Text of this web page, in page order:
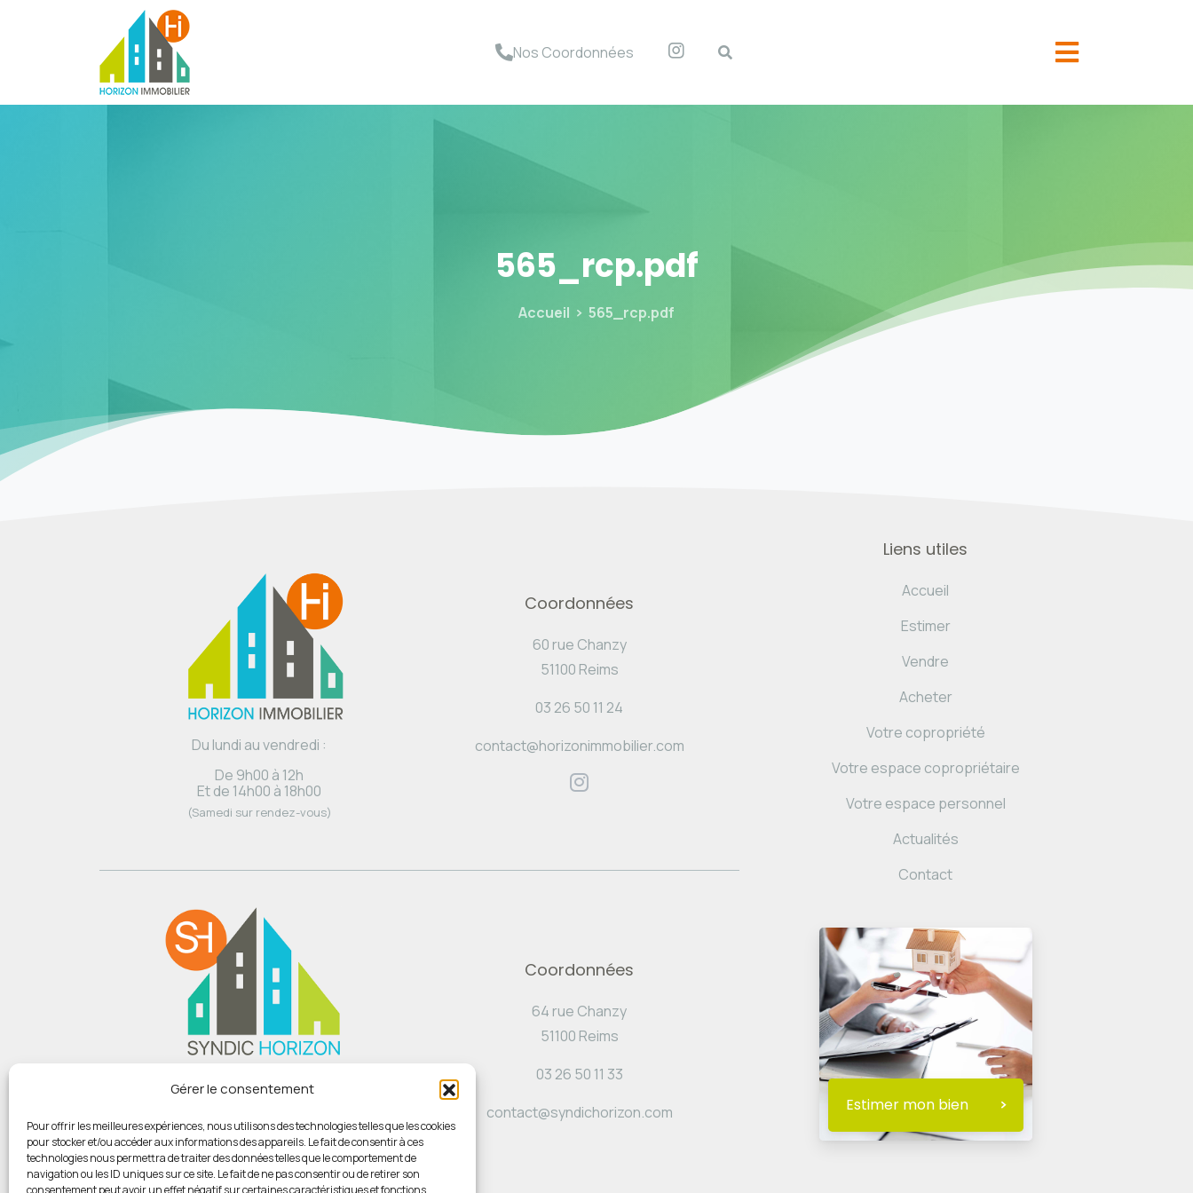
Gérer le consentement
Pour offrir les meilleures expériences, nous utilisons des technologies telles que les cookies
pour stocker et/ou accéder aux informations des appareils. Le fait de consentir à ces
technologies nous permettra de traiter des données telles que le comportement de
navigation ou les ID uniques sur ce site. Le fait de ne pas consentir ou de retirer son
consentement peut avoir un effet négatif sur certaines caractéristiques et fonctions.
Nos Coordonnées
565_rcp.pdf
Accueil 565_rcp.pdf
Du lundi au vendredi :
De 9h00 à 12h
Et de 14h00 à 18h00
(Samedi sur rendez-vous)
Coordonnées
60 rue Chanzy
51100 Reims
03 26 50 11 24
contact@horizonimmobilier.com
Du lundi au vendredi :
Et de 14h00 à 18h00
(Samedi sur rendez-vous)
Coordonnées
64 rue Chanzy
51100 Reims
03 26 50 11 33
contact@syndichorizon.com
Liens utiles
Accueil
Estimer
Vendre
Acheter
Votre copropriété
Votre espace copropriétaire
Votre espace personnel
Actualités
Contact
Estimer mon bien